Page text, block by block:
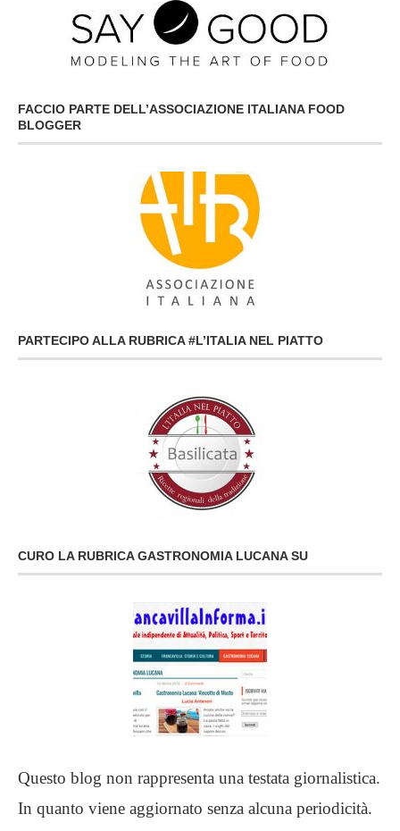
FACCIO PARTE DELL’ASSOCIAZIONE ITALIANA FOOD
BLOGGER
PARTECIPO ALLA RUBRICA #L’ITALIA NEL PIATTO
CURO LA RUBRICA GASTRONOMIA LUCANA SU
Questo blog non rappresenta una testata giornalistica.
In quanto viene aggiornato senza alcuna periodicità.